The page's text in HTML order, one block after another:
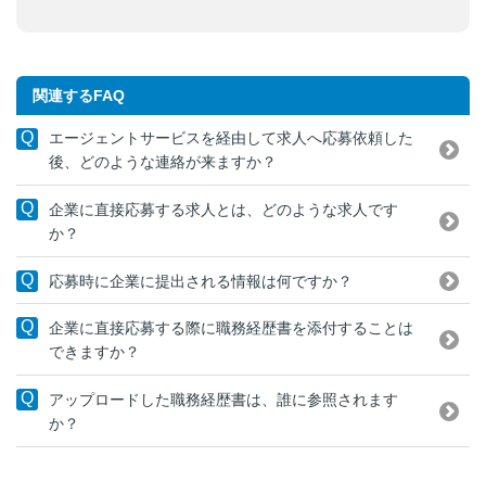
関連するFAQ
エージェントサービスを経由して求人へ応募依頼した
後、どのような連絡が来ますか？
企業に直接応募する求人とは、どのような求人です
か？
応募時に企業に提出される情報は何ですか？
企業に直接応募する際に職務経歴書を添付することは
できますか？
アップロードした職務経歴書は、誰に参照されます
か？